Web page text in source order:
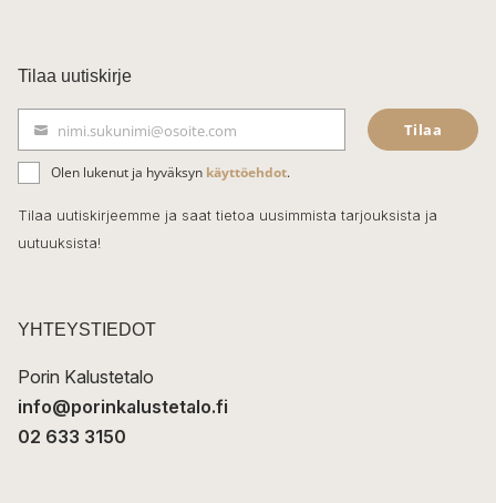
c
e
b
o
o
k
Tilaa uutiskirje
ä
h
k
t
nimi.sukunimi@osoite.com Tilaa
Olen lukenut ja hyväksyn käyttöehdot.
Tilaa uutiskirjeemme ja saat tietoa uusimmista tarjouksista ja
uutuuksista!
YHTEYSTIEDOT
Porin Kalustetalo
info@porinkalustetalo.fi
02 633 3150